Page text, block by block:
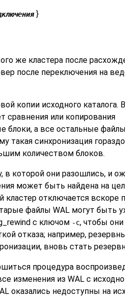
}
же кластера после
после переключения на
копии исходного каталога.
сравнения или копирования
блоки, а все остальные
такая синхронизация
количеством блоков.
в которой они разошлись, и
может быть найдена на
кластер отключается вскоре
файлы WAL могут быть
с ключом -c, чтобы
отказа; например,
вновь стать
процедура
изменения из WAL с
оказались недоступны на